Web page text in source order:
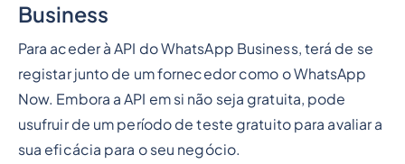
Business
Para aceder à API do WhatsApp Business, terá de se
registar junto de um fornecedor como o WhatsApp
Now. Embora a API em si não seja gratuita, pode
usufruir de um período de teste gratuito para avaliar a
sua eficácia para o seu negócio.